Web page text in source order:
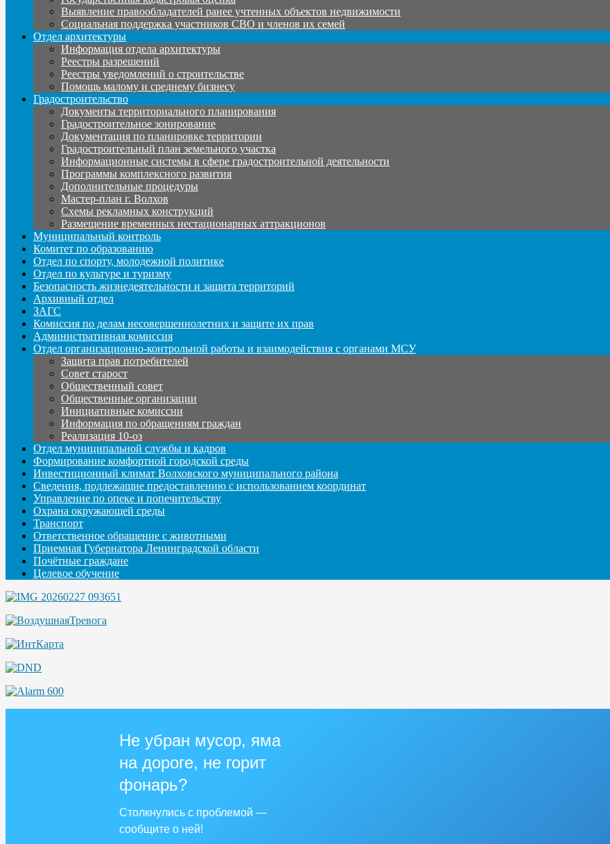
Выявление правообладателей ранее учтенных объектов недвижимости
Социальная поддержка участников СВО и членов их семей
Отдел архитектуры
Информация отдела архитектуры
Реестры разрешений
Реестры уведомлений о строительстве
Помощь малому и среднему бизнесу
Градостроительство
Документы территориального планирования
Градостроительное зонирование
Документация по планировке территории
Градостроительный план земельного участка
Информационные системы в сфере градостроительной деятельности
Программы комплексного развития
Дополнительные процедуры
Мастер-план г. Волхов
Схемы рекламных конструкций
Размещение временных нестационарных аттракционов
Муниципальный контроль
Комитет по образованию
Отдел по спорту, молодежной политике
Отдел по культуре и туризму
Безопасность жизнедеятельности и защита территорий
Архивный отдел
ЗАГС
Комиссия по делам несовершеннолетних и защите их прав
Административная комиссия
Отдел организационно-контрольной работы и взаимодействия с органами МСУ
Защита прав потребителей
Совет старост
Общественный совет
Общественные организации
Инициативные комиссии
Информация по обращениям граждан
Реализация 10-оз
Отдел муниципальной службы и кадров
Формирование комфортной городской среды
Инвестиционный климат Волховского муниципального района
Сведения, подлежащие предоставлению с использованием координат
Управление по опеке и попечительству
Охрана окружающей среды
Транспорт
Ответственное обращение с животными
Приемная Губернатора Ленинградской области
Почётные граждане
Целевое обучение
Не убран мусор, яма
на дороге, не горит
фонарь?
Столкнулись с проблемой —
сообщите о ней!